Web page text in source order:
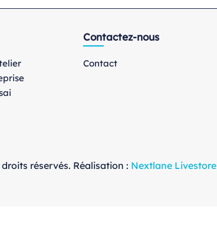
Contactez-nous
Contact
réservés. Réalisation : Nextlane Livestore